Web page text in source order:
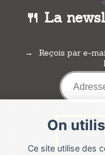
On
Ce site utilise des
🍴 La
Reçois par e-